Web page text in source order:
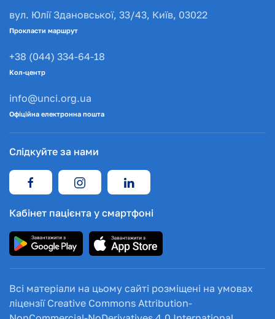
вул. Юлії Здановської, 33/43, Київ, 03022
Прокласти маршрут
+38 (044) 334-64-18
Кол-центр
info@unci.org.ua
Офіційна електронна пошта
Слідкуйте за нами
Кабінет пацієнта у смартфоні
Всі матеріали на цьому сайті розміщені на умовах
ліцензії Creative Commons Attribution-